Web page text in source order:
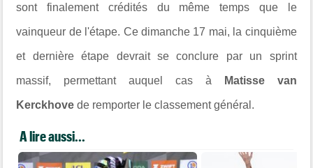
sont finalement crédités du même temps que le
vainqueur de l'étape. Ce dimanche 17 mai, la cinquième
et dernière étape devrait se conclure par un sprint
massif, permettant auquel cas à Matisse van
Kerckhove de remporter le classement général.
A lire aussi...